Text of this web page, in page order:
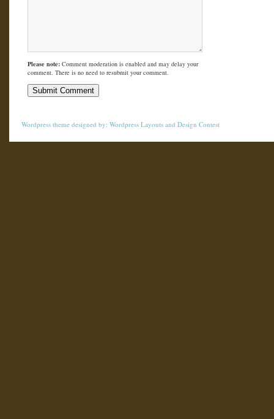
Please note: Comment moderation is enabled and may delay your
comment. There is no need to resubmit your comment.
Wordpress theme designed by: Wordpress Layouts and Design Contest